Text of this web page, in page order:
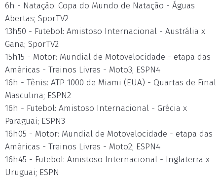
6h - Natação: Copa do Mundo de Natação - Águas
Abertas; SporTV2
13h50 - Futebol: Amistoso Internacional - Austrália x
Gana; SporTV2
15h15 - Motor: Mundial de Motovelocidade - etapa das
Américas - Treinos Livres - Moto3; ESPN4
16h - Tênis: ATP 1000 de Miami (EUA) - Quartas de Final
Masculina; ESPN2
16h - Futebol: Amistoso Internacional - Grécia x
Paraguai; ESPN3
16h05 - Motor: Mundial de Motovelocidade - etapa das
Américas - Treinos Livres - Moto2; ESPN4
16h45 - Futebol: Amistoso Internacional - Inglaterra x
Uruguai; ESPN